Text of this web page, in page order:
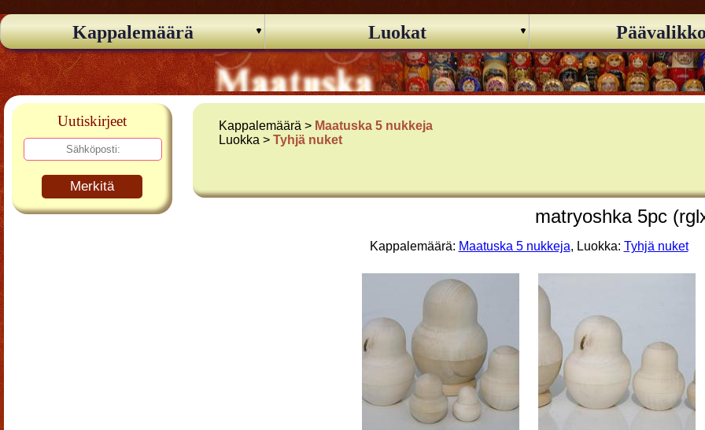
Kappalemäärä Luokat
Uutiskirjeet
Merkitä
Kappalemäärä > Maatuska 5 nukkeja
Luokka >Tyhjä nuket
matryoshka 5pc
Kappalemäärä: Maatuska 5 nukkeja, Luokka: Tyhjä nuket